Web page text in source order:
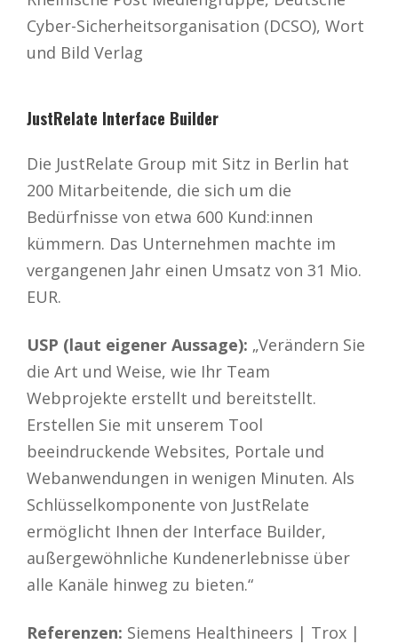
Cyber-Sicherheitsorganisation (DCSO), Wort
und Bild Verlag
JustRelate Interface Builder
Die JustRelate Group mit Sitz in Berlin hat
200 Mitarbeitende, die sich um die
Bedürfnisse von etwa 600 Kund:innen
kümmern. Das Unternehmen machte im
vergangenen Jahr einen Umsatz von 31 Mio.
EUR.
USP (laut eigener Aussage): „Verändern Sie
die Art und Weise, wie Ihr Team
Webprojekte erstellt und bereitstellt.
Erstellen Sie mit unserem Tool
beeindruckende Websites, Portale und
Webanwendungen in wenigen Minuten. Als
Schlüsselkomponente von JustRelate
ermöglicht Ihnen der Interface Builder,
außergewöhnliche Kundenerlebnisse über
alle Kanäle hinweg zu bieten.“
Referenzen: Siemens Healthineers | Trox |